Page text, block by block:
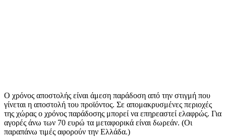
Ο χρόνος αποστολής είναι άμεση παράδοση από την στιγμή που
γίνεται η αποστολή του προϊόντος. Σε απομακρυσμένες περιοχές
της χώρας ο χρόνος παράδοσης μπορεί να επηρεαστεί ελαφρώς. Για
αγορές άνω των 70 ευρώ τα μεταφορικά είναι δωρεάν. (Οι
παραπάνω τιμές αφορούν την Ελλάδα.)